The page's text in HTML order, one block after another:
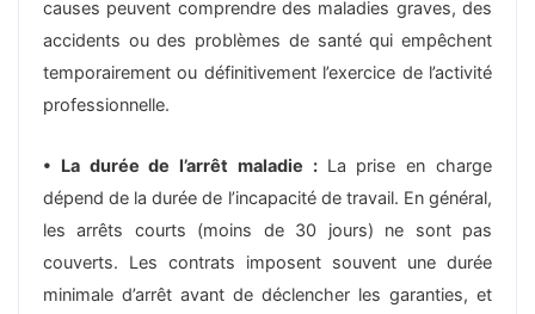
causes peuvent comprendre des maladies graves, des
accidents ou des problèmes de santé qui empêchent
temporairement ou définitivement l’exercice de l’activité
professionnelle.
• La durée de l’arrêt maladie : La prise en charge
dépend de la durée de l’incapacité de travail. En général,
les arrêts courts (moins de 30 jours) ne sont pas
couverts. Les contrats imposent souvent une durée
minimale d’arrêt avant de déclencher les garanties, et